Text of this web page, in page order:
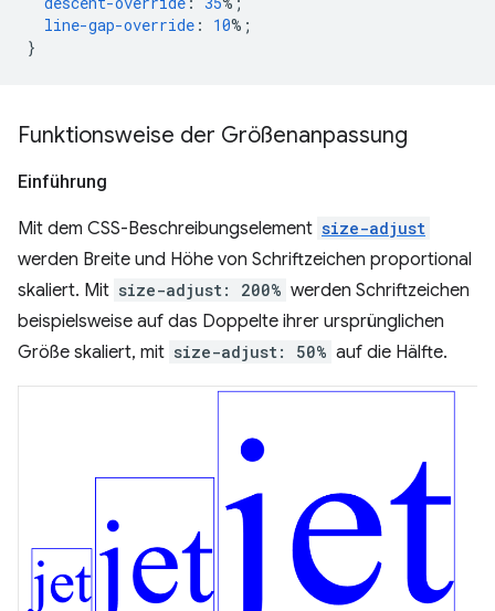
line-gap-override : 10%;
}
Funktionsweise der Größenanpassung
Einführung
Mit dem CSS-Beschreibungselement size-adjust
werden Breite und Höhe von Schriftzeichen proportional
skaliert. Mit size-adjust: 200% werden Schriftzeichen
beispielsweise auf das Doppelte ihrer ursprünglichen
Größe skaliert, mit size-adjust: 50% auf die Hälfte.